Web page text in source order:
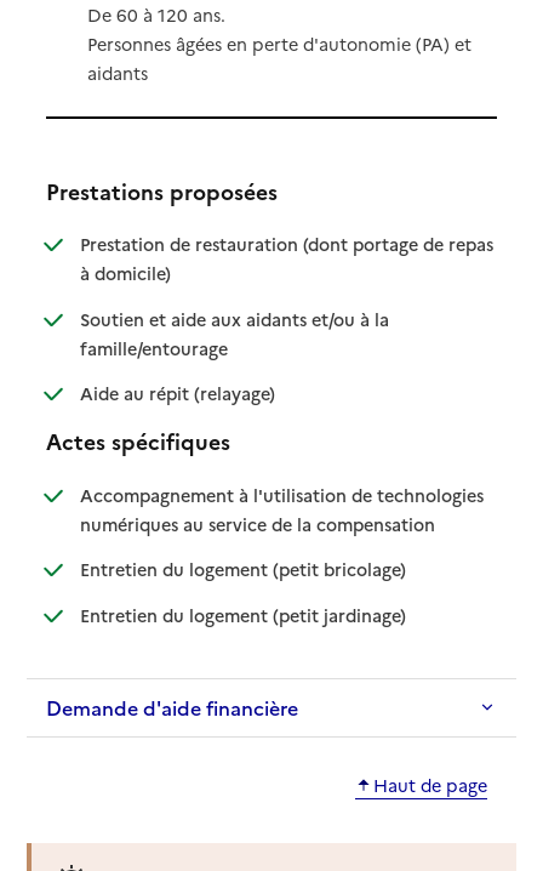
De 60 à 120 ans.
Personnes âgées en perte d'autonomie (PA) et
aidants
Prestations proposées
Prestation de restauration (dont portage de repas
à domicile): disponible
: non disponible
Soutien et aide aux aidants et/ou à la
famille/entourage: disponible
: non disponible
Aide au répit (relayage): disponible
: non disponible
Actes spécifiques
Accompagnement à l'utilisation de technologies
numériques au service de la compensation: disponible
: non disponible
Entretien du logement (petit bricolage): disponible
: non disponible
Entretien du logement (petit jardinage): disponible
: non disponible
Demande d'aide financière
Haut de page